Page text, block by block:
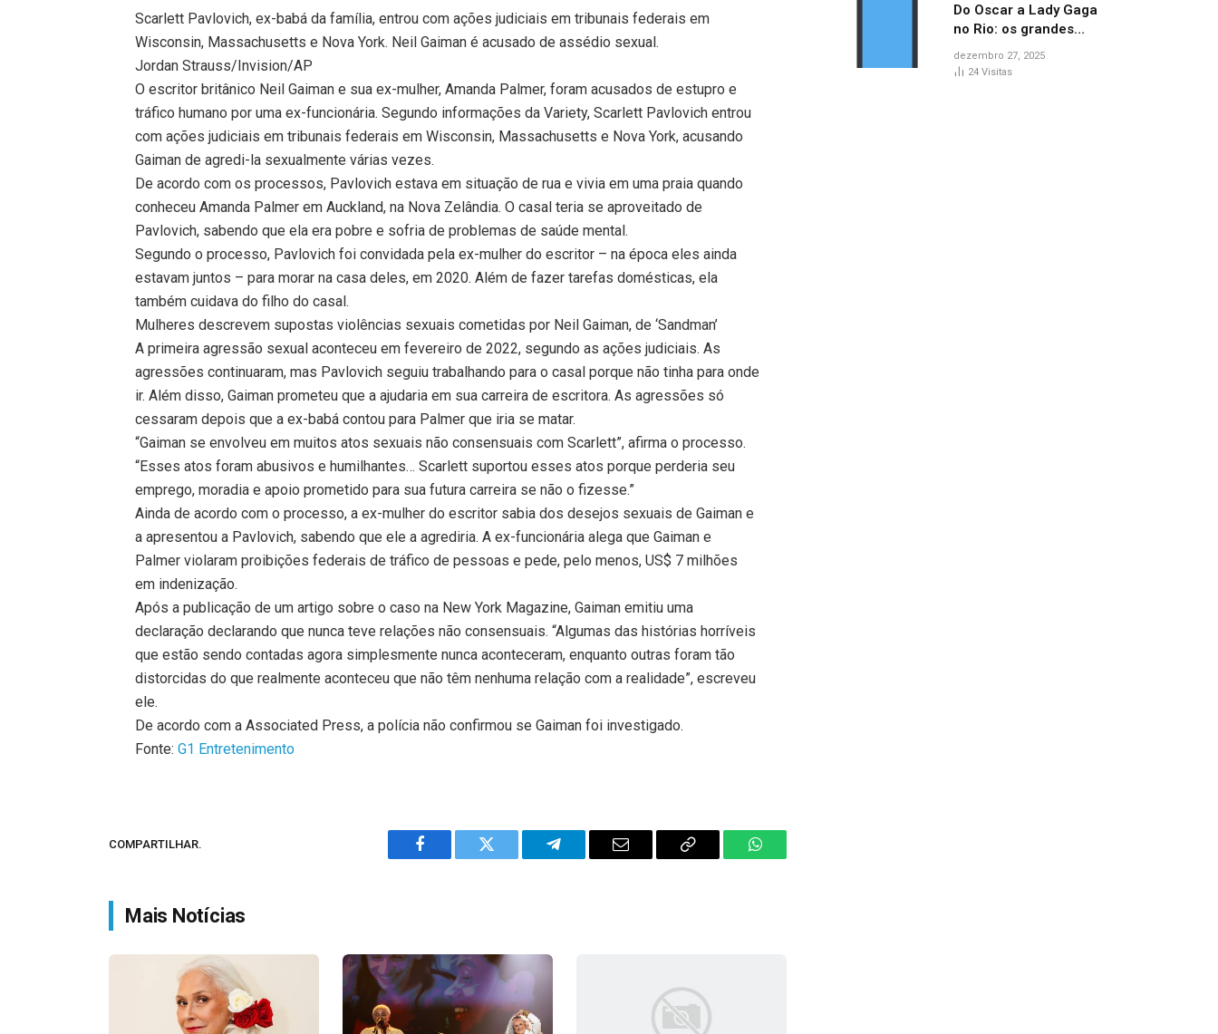
Scarlett Pavlovich, ex-babá da família, entrou com ações judiciais em tribunais federais em
Wisconsin, Massachusetts e Nova York. Neil Gaiman é acusado de assédio sexual.
Jordan Strauss/Invision/AP
O escritor britânico Neil Gaiman e sua ex-mulher, Amanda Palmer, foram acusados de estupro e
tráfico humano por uma ex-funcionária. Segundo informações da Variety, Scarlett Pavlovich entrou
com ações judiciais em tribunais federais em Wisconsin, Massachusetts e Nova York, acusando
Gaiman de agredi-la sexualmente várias vezes.
De acordo com os processos, Pavlovich estava em situação de rua e vivia em uma praia quando
conheceu Amanda Palmer em Auckland, na Nova Zelândia. O casal teria se aproveitado de
Pavlovich, sabendo que ela era pobre e sofria de problemas de saúde mental.
Segundo o processo, Pavlovich foi convidada pela ex-mulher do escritor – na época eles ainda
estavam juntos – para morar na casa deles, em 2020. Além de fazer tarefas domésticas, ela
também cuidava do filho do casal.
Mulheres descrevem supostas violências sexuais cometidas por Neil Gaiman, de ‘Sandman’
A primeira agressão sexual aconteceu em fevereiro de 2022, segundo as ações judiciais. As
agressões continuaram, mas Pavlovich seguiu trabalhando para o casal porque não tinha para onde
ir. Além disso, Gaiman prometeu que a ajudaria em sua carreira de escritora. As agressões só
cessaram depois que a ex-babá contou para Palmer que iria se matar.
“Gaiman se envolveu em muitos atos sexuais não consensuais com Scarlett”, afirma o processo.
“Esses atos foram abusivos e humilhantes… Scarlett suportou esses atos porque perderia seu
emprego, moradia e apoio prometido para sua futura carreira se não o fizesse.”
Ainda de acordo com o processo, a ex-mulher do escritor sabia dos desejos sexuais de Gaiman e
a apresentou a Pavlovich, sabendo que ele a agrediria. A ex-funcionária alega que Gaiman e
Palmer violaram proibições federais de tráfico de pessoas e pede, pelo menos, US$ 7 milhões
em indenização.
Após a publicação de um artigo sobre o caso na New York Magazine, Gaiman emitiu uma
declaração declarando que nunca teve relações não consensuais. “Algumas das histórias horríveis
que estão sendo contadas agora simplesmente nunca aconteceram, enquanto outras foram tão
distorcidas do que realmente aconteceu que não têm nenhuma relação com a realidade”, escreveu
ele.
De acordo com a Associated Press, a polícia não confirmou se Gaiman foi investigado.
Fonte:G1 Entretenimento
COMPARTILHAR.
Facebook Twitter Telegram Email
Copy
WhatsApp
Mais Notícias
Do Oscar a Lady Gaga
no Rio: os grandes
marcos da cultura em
2025
dezembro 27, 2025
24 Visitas